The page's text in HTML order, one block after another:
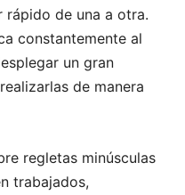
de una a otra.
constantemente al
un gran
de manera
regletas minúsculas
trabajados,